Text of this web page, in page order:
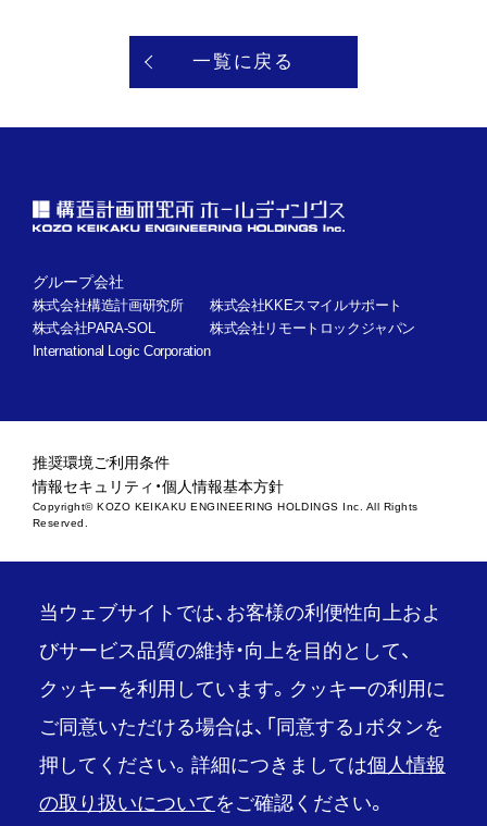
一覧に戻る
グループ会社
株式会社構造計画研究所
株式会社KKEスマイルサポート
株式会社PARA-SOL
株式会社リモートロックジャパン
International Logic Corporation
推奨環境ご利用条件
情報セキュリティ・個人情報基本方針
Copyright© KOZO KEIKAKU ENGINEERING HOLDINGS Inc. All Rights
Reserved.
当ウェブサイトでは、お客様の利便性向上およ
びサービス品質の維持・向上を目的として、
クッキーを利用しています。クッキーの利用に
ご同意いただける場合は、「同意する」ボタンを
押してください。詳細につきましては個人情報
の取り扱いについて をご確認ください。